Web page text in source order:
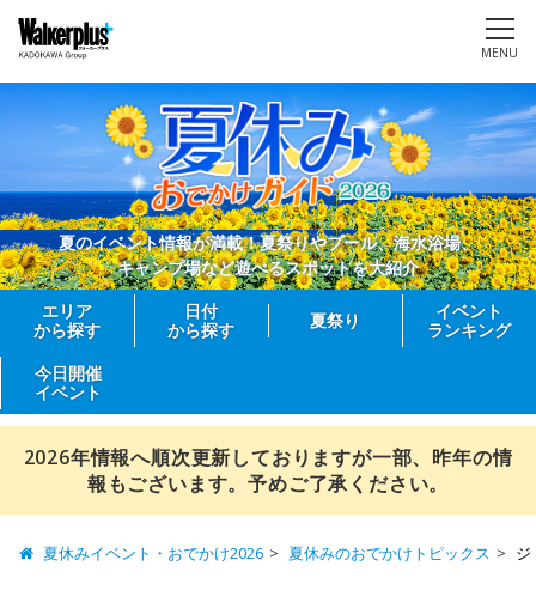
MENU
夏のイベント情報が満載！夏祭りやプール、海水浴場、
キャンプ場など遊べるスポットを大紹介
エリア
から探す
日付
から探す
夏祭り
イベント
ランキング
今日開催
イベント
2026年情報へ順次更新しておりますが一部、昨年の情
報もございます。予めご了承ください。
夏休みイベント・おでかけ2026 夏休みのおでかけトピックス ジ